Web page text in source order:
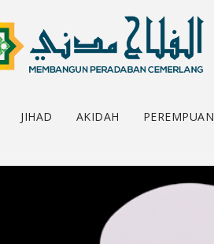
JIHAD AKIDAH PEREMPUAN